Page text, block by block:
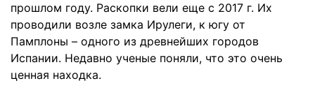
прошлом году. Раскопки вели еще с 2017 г. Их
проводили возле замка Ирулеги, к югу от
Памплоны – одного из древнейших городов
Испании. Недавно ученые поняли, что это очень
ценная находка.